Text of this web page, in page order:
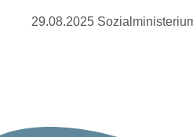
29.08.2025